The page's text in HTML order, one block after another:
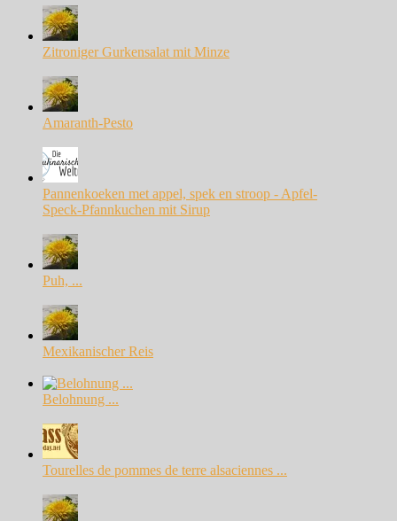
Zitroniger Gurkensalat mit Minze
Amaranth-Pesto
Pannenkoeken met appel, spek en stroop - Apfel-
Speck-Pfannkuchen mit Sirup
Puh, ...
Mexikanischer Reis
Belohnung ...
Tourelles de pommes de terre alsaciennes ...